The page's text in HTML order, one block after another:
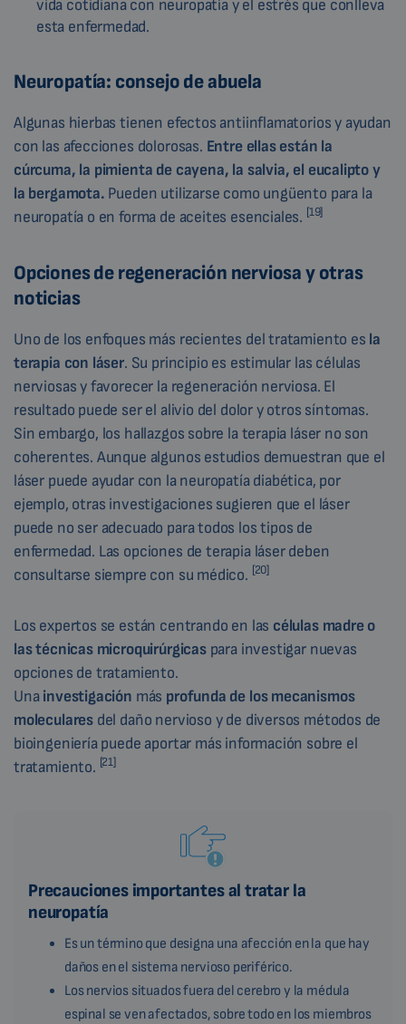
vida cotidiana con neuropatía y el estrés que conlleva
esta enfermedad.
Neuropatía: consejo de abuela
Algunas hierbas tienen efectos antiinflamatorios y ayudan
con las afecciones dolorosas. Entre ellas están la
cúrcuma, la pimienta de cayena, la salvia, el eucalipto y
la bergamota. Pueden utilizarse como ungüento para la
neuropatía o en forma de aceites esenciales. [19]
Opciones de regeneración nerviosa y otras
noticias
Uno de los enfoques más recientes del tratamiento es la
terapia con láser. Su principio es estimular las células
nerviosas y favorecer la regeneración nerviosa. El
resultado puede ser el alivio del dolor y otros síntomas.
Sin embargo, los hallazgos sobre la terapia láser no son
coherentes. Aunque algunos estudios demuestran que el
láser puede ayudar con la neuropatía diabética, por
ejemplo, otras investigaciones sugieren que el láser
puede no ser adecuado para todos los tipos de
enfermedad. Las opciones de terapia láser deben
consultarse siempre con su médico. [20]
Los expertos se están centrando en las células madre o
las técnicas microquirúrgicaspara investigar nuevas
opciones de tratamiento.
Unainvestigación más profunda de los mecanismos
moleculares del daño nervioso y de diversos métodos de
bioingeniería puede aportar más información sobre el
tratamiento. [21]
Precauciones importantes al tratar la
neuropatía
Es un término que designa una afección en la que hay
daños en el sistema nervioso periférico.
Los nervios situados fuera del cerebro y la médula
espinal se ven afectados, sobre todo en los miembros